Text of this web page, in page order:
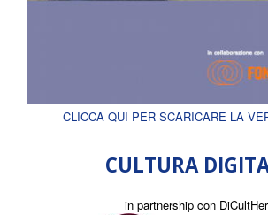
CLICCA QUI PER SCARICARE LA
CULTURA
in partnership con